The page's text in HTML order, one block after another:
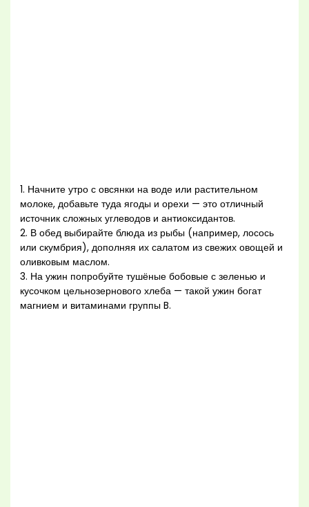
1. Начните утро с овсянки на воде или растительном
молоке, добавьте туда ягоды и орехи — это отличный
источник сложных углеводов и антиоксидантов.
2. В обед выбирайте блюда из рыбы (например, лосось
или скумбрия), дополняя их салатом из свежих овощей и
оливковым маслом.
3. На ужин попробуйте тушёные бобовые с зеленью и
кусочком цельнозернового хлеба — такой ужин богат
магнием и витаминами группы B.